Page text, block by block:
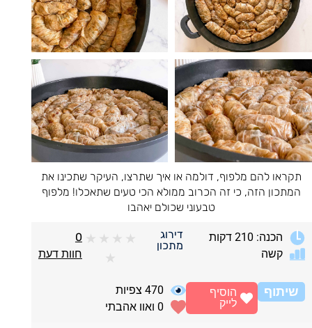
תקראו להם מלפוף, דולמה או איך שתרצו, העיקר שתכינו את
המתכון הזה, כי זה הכרוב ממולא הכי טעים שתאכלו! מלפוף
טבעוני שכולם יאהבו
הכנה: 210 דקות
קשה
דירוג
מתכון
★
★
★
★
★
0
חוות דעת
שיתוף 470 צפיות
0 ואוו אהבתי
הוסיף
לייק